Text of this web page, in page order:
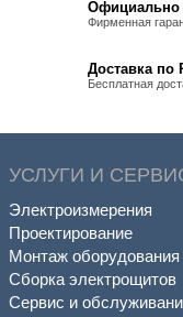
Официально
Фирменная
Доставка по
Бесплатная
УСЛУГИ И
Электроизмерения
Проектирование
Монтаж оборудования
Сборка электрощитов
Сервис и